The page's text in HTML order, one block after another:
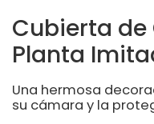
Cubierta
Planta
Una hermosa
su cámara y la